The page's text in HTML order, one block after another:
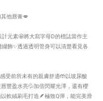
他唇膏💋
元素🤩將大寫字母D的標誌當作主
飾✨透過透明管身可以清楚看見各
受前所未有的親膚舒適🤲以玻尿酸
豐盈水亮💦加倍閃耀光澤，還有櫻
軟絨刷毛打造🪶極致Q彈，能完美滑